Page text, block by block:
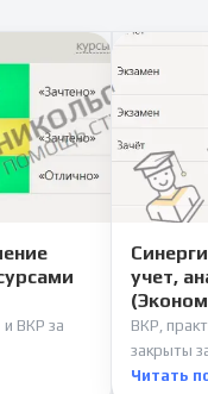
и ВКР за
учет,
ВКР,
закрыты
Читать